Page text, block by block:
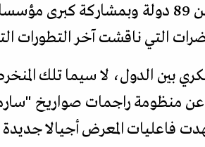
الاستراتيجيا باستضافته 1486 شركة عارضة من
التي ناقشت آخر التطورات
الدول، لا سيما تلك
عن منظومة راجمات صواريخ
فاعليات المعرض أجيالا جديدة